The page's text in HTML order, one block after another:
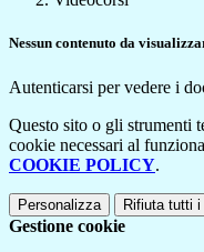
Nessun contenuto da
Autenticarsi per vedere i
Questo sito o gli strumenti
cookie necessari al
COOKIE POLICY.
Personalizza Rifiuta tutti i
Gestione cookie